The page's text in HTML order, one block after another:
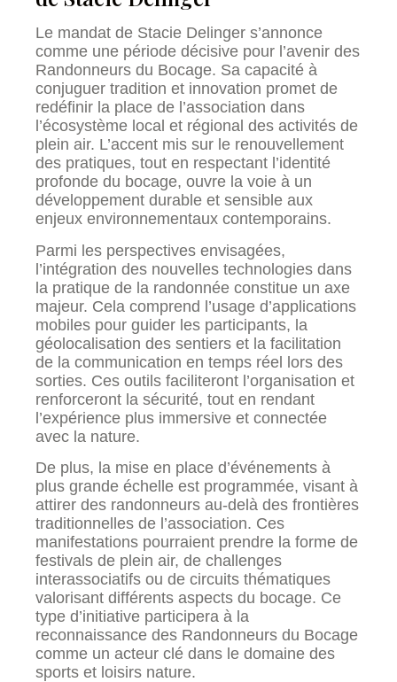
Le mandat de Stacie Delinger s’annonce
comme une période décisive pour l’avenir des
Randonneurs du Bocage. Sa capacité à
conjuguer tradition et innovation promet de
redéfinir la place de l’association dans
l’écosystème local et régional des activités de
plein air. L’accent mis sur le renouvellement
des pratiques, tout en respectant l’identité
profonde du bocage, ouvre la voie à un
développement durable et sensible aux
enjeux environnementaux contemporains.
Parmi les perspectives envisagées,
l’intégration des nouvelles technologies dans
la pratique de la randonnée constitue un axe
majeur. Cela comprend l’usage d’applications
mobiles pour guider les participants, la
géolocalisation des sentiers et la facilitation
de la communication en temps réel lors des
sorties. Ces outils faciliteront l’organisation et
renforceront la sécurité, tout en rendant
l’expérience plus immersive et connectée
avec la nature.
De plus, la mise en place d’événements à
plus grande échelle est programmée, visant à
attirer des randonneurs au-delà des frontières
traditionnelles de l’association. Ces
manifestations pourraient prendre la forme de
festivals de plein air, de challenges
interassociatifs ou de circuits thématiques
valorisant différents aspects du bocage. Ce
type d’initiative participera à la
reconnaissance des Randonneurs du Bocage
comme un acteur clé dans le domaine des
sports et loisirs nature.